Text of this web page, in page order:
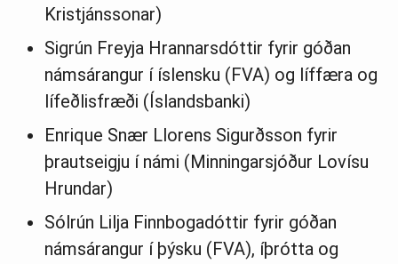
Kristjánssonar)
Sigrún Freyja Hrannarsdóttir fyrir góðan
námsárangur í íslensku (FVA) og líffæra og
lífeðlisfræði (Íslandsbanki)
Enrique Snær Llorens Sigurðsson fyrir
þrautseigju í námi (Minningarsjóður Lovísu
Hrundar)
Sólrún Lilja Finnbogadóttir fyrir góðan
námsárangur í þýsku (FVA), íþrótta og